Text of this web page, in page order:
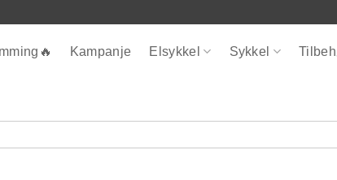
Kampanje Elsykkel Sykkel